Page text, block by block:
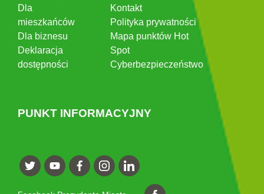
Dla
mieszkańców
Dla biznesu
Deklaracja
dostępności
Kontakt
Polityka prywatności
Mapa punktów Hot
Spot
Cyberbezpieczeństwo
PUNKT INFORMACYJNY